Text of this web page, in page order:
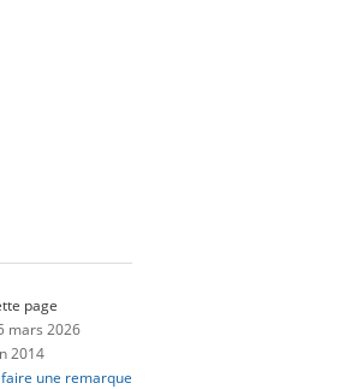
page
mars 2026
2014
une remarque